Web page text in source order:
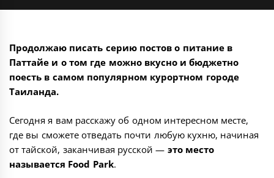
Продолжаю писать серию постов о питание в
Паттайе и о том где можно вкусно и бюджетно
поесть в самом популярном курортном городе
Таиланда.
Сегодня я вам расскажу об одном интересном месте,
где вы сможете отведать почти любую кухню, начиная
от тайской, заканчивая русской — это место
называется Food Park.